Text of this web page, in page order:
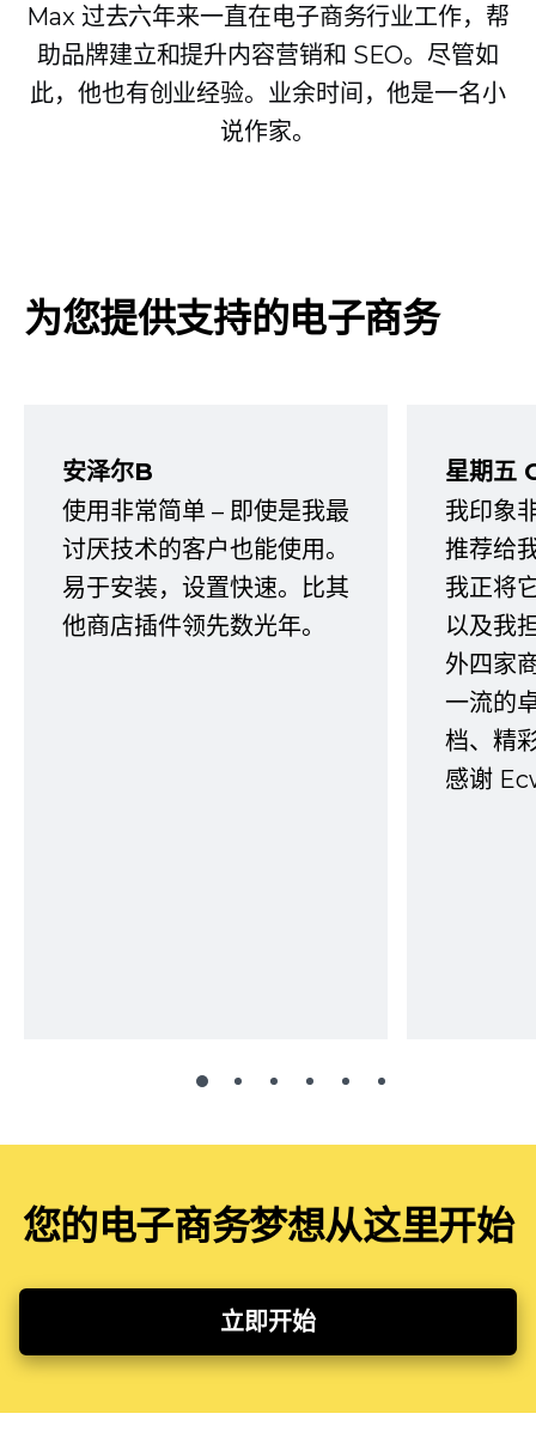
Max 过去六年来一直在电子商务行业工作，帮
助品牌建立和提升内容营销和 SEO。尽管如
此，他也有创业经验。业余时间，他是一名小
说作家。
为您提供支持的电子商务
安泽尔B
使用非常简单 – 即使是我最
讨厌技术的客户也能使用。
易于安装，设置快速。比其
他商店插件领先数光年。
星期五
我印象
推荐给
我正将
以及我
外四家
一流的
档、精
感谢
您的电子商务梦想从这里开始
立即开始